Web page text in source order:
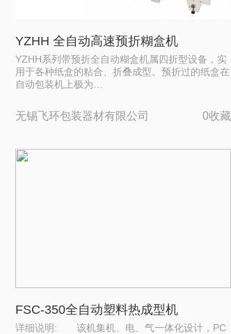
YZHH 全自动高速预折糊盒机
YZHH系列带预折全自动糊盒机属四折型设备，实
用于各种纸盒的粘合、折叠成型。预折过的纸盒在
自动包装机上极为…
无锡飞环包装器材有限公司 0收藏
FSC-350全自动塑料热成型机
详细说明: 该机集机、电、气一体化设计，PC